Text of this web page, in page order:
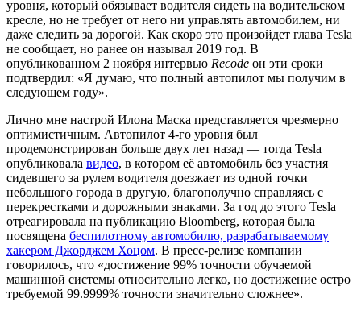
уровня, который обязывает водителя сидеть на водительском
кресле, но не требует от него ни управлять автомобилем, ни
даже следить за дорогой. Как скоро это произойдет глава Tesla
не сообщает, но ранее он называл 2019 год. В
опубликованном 2 ноября интервью Recode он эти сроки
подтвердил: «Я думаю, что полный автопилот мы получим в
следующем году».
Лично мне настрой Илона Маска представляется чрезмерно
оптимистичным. Автопилот 4-го уровня был
продемонстрирован больше двух лет назад — тогда Tesla
опубликовала видео, в котором её автомобиль без участия
сидевшего за рулем водителя доезжает из одной точки
небольшого города в другую, благополучно справляясь с
перекрестками и дорожными знаками. За год до этого Tesla
отреагировала на публикацию Bloomberg, которая была
посвящена беспилотному автомобилю, разрабатываемому
хакером Джорджем Хоцом. В пресс-релизе компании
говорилось, что «достижение 99% точности обучаемой
машинной системы относительно легко, но достижение остро
требуемой 99.9999% точности значительно сложнее».